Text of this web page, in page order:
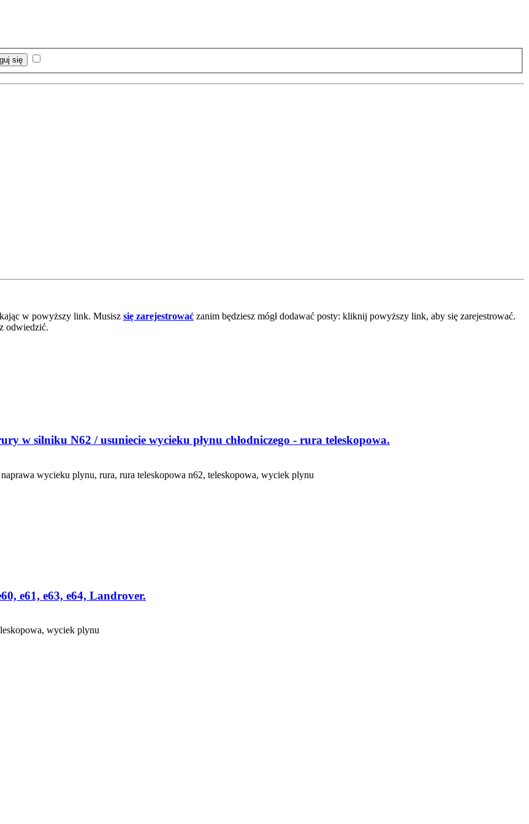
w powyższy link. Musisz się zarejestrować zanim będziesz mógł dodawać posty: kliknij powyższy link, aby się zarejestrować.
odwiedzić.
w silniku N62 / usuniecie wycieku płynu chłodniczego - rura teleskopowa.
e61, e63, e64, Landrover.